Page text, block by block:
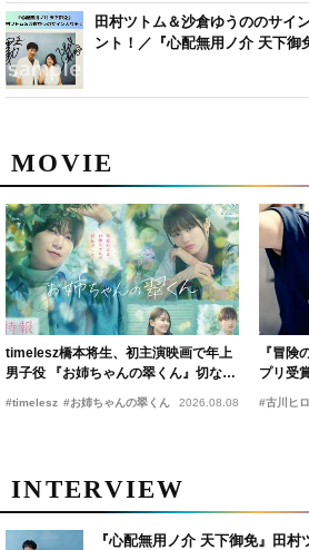
MOVIE
timelesz橋本将生、初主演映画で年上
男子役 『お姉ちゃんの翠くん』切ない
#timelesz #お姉ちゃんの翠くん 2026.08.08
『冒険
プリ受
#古川ヒ
INTERVIEW
『心配無用ノ介 天下御免』田
田村ツトム＆沙倉ゆうののサイ
ント！／『心配無用ノ介 天下御